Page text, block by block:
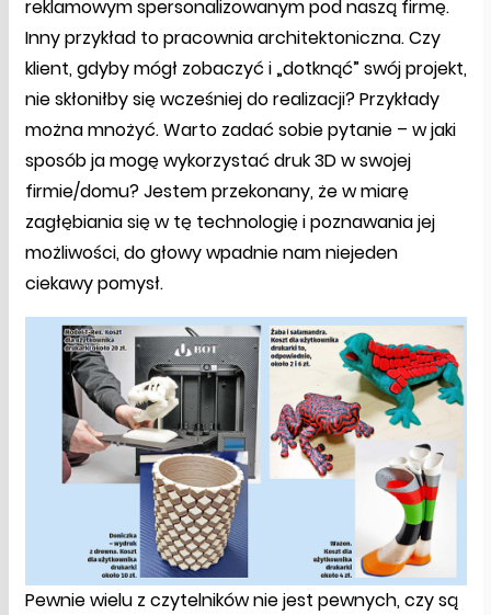
reklamowym spersonalizowanym pod naszą firmę.
Inny przykład to pracownia architektoniczna. Czy
klient, gdyby mógł zobaczyć i „dotknąć” swój projekt,
nie skłoniłby się wcześniej do realizacji? Przykłady
można mnożyć. Warto zadać sobie pytanie – w jaki
sposób ja mogę wykorzystać druk 3D w swojej
firmie/domu? Jestem przekonany, że w miarę
zagłębiania się w tę technologię i poznawania jej
możliwości, do głowy wpadnie nam niejeden
ciekawy pomysł.
Pewnie wielu z czytelników nie jest pewnych, czy są